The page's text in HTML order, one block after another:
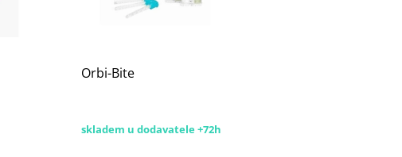
Orbi-Bite
skladem u dodavatele +72h